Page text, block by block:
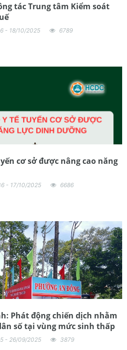
tác Trung tâm Kiểm soát
- 18/10/2025 6789
cơ sở được nâng cao năng
- 17/10/2025 6686
Phát động chiến dịch nhằm
số tại vùng mức sinh thấp
- 26/09/2025 3879